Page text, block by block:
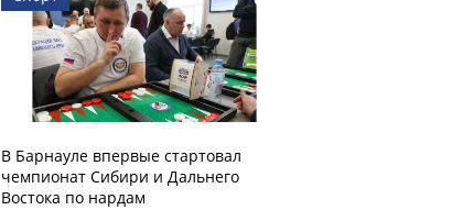
В Барнауле впервые стартовал
чемпионат Сибири и Дальнего
Востока по нардам